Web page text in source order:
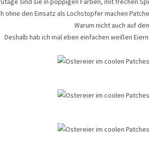
ohne den Einsatz als Lochstopfer machen
Warum nicht auch auf
Deshalb hab ich mal eben einfachen weißen